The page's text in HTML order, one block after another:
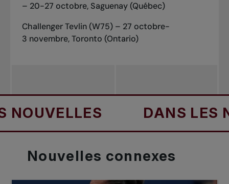
– 20-27 octobre, Saguenay (Québec)
Challenger Tevlin (W75) – 27 octobre-
3 novembre, Toronto (Ontario)
DANS LES
Nouvelles connexes